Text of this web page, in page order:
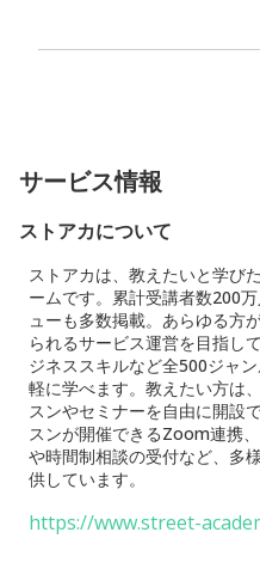
サービス情報
ストアカについて
ストアカは、教えたいと学び
ームです。累計受講者数200
ューも多数掲載。あらゆる方
られるサービス運営を目指し
ジネススキルなど全500ジャ
軽に学べます。教えたい方は
スンやセミナーを自由に開設
スンが開催できるZoom連携
や時間制相談の受付など、多
供しています。
https://www.street-